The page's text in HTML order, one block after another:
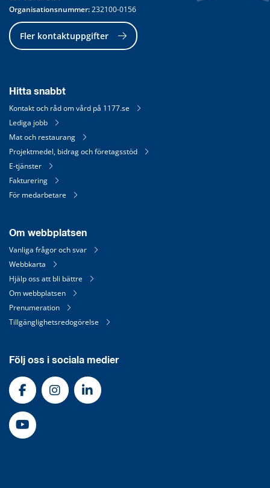
Organisationsnummer: 232100-0156
Fler kontaktuppgifter
Hitta snabbt
Kontakt och råd om vård på 1177.se
Lediga jobb
Mat och restaurang
Projektmedel, bidrag och företagsstöd
E-tjänster
Fakturering
För medarbetare
Om webbplatsen
Vanliga frågor och svar
Webbkarta
Hjälp oss att bli bättre
Om webbplatsen
Prenumeration
Tillgänglighetsredogörelse
Följ oss i sociala medier